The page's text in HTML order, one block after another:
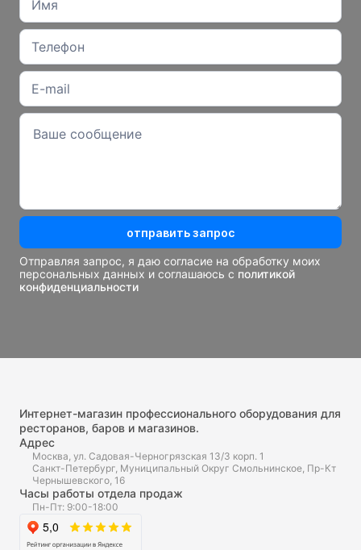
отправить запрос
Отправляя запрос, я даю согласие на обработку моих
персональных данных и соглашаюсь с политикой
конфиденциальности
Интернет-магазин профессионального оборудования для
ресторанов, баров и магазинов.
Адрес
Москва, ул. Садовая-Черногрязская 13/3 корп. 1
Санкт-Петербург, Муниципальный Округ Смольнинское, Пр-Кт
Чернышевского, 16
Часы работы отдела продаж
Пн-Пт: 9:00-18:00